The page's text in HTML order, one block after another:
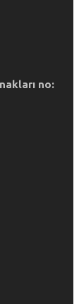
no: